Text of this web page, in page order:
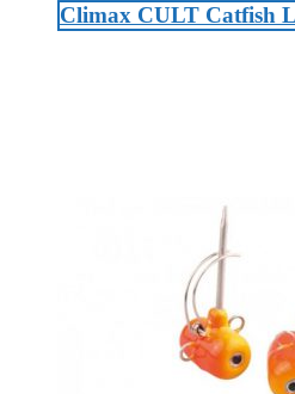
Climax CULT Catfish